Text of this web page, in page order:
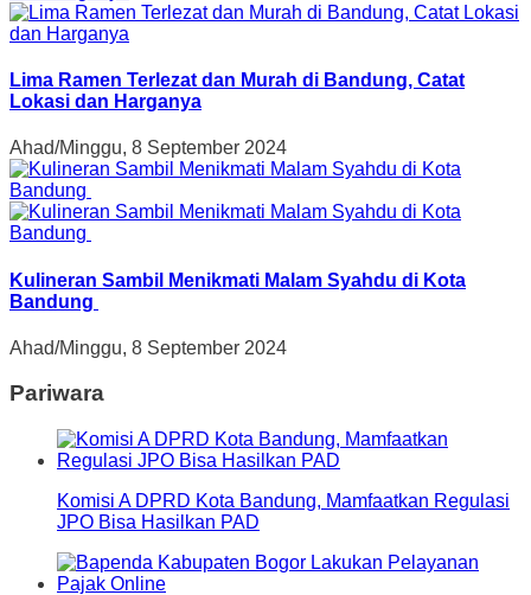
Lima Ramen Terlezat dan Murah di Bandung, Catat
Lokasi dan Harganya
Ahad/Minggu, 8 September 2024
Kulineran Sambil Menikmati Malam Syahdu di Kota
Bandung
Ahad/Minggu, 8 September 2024
Pariwara
Komisi A DPRD Kota Bandung, Mamfaatkan Regulasi
JPO Bisa Hasilkan PAD